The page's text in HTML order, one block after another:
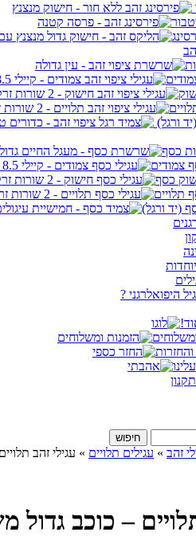
ורגל)
כסף
צמודים
כסף
תלויים
(יד ורגל)
היפואלרגני ?
חיפוש
זהב » עגילים תלויים » עגילי זהב
– כוכב גדול